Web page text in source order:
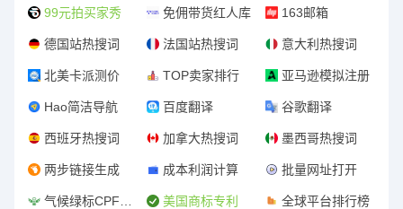
99元拍买家秀 免佣带货红人库 163邮箱
德国站热搜词 法国站热搜词 意大利热搜词
北美卡派测价 TOP卖家排行 亚马逊模拟注册
Hao简洁导航 百度翻译 谷歌翻译
西班牙热搜词 加拿大热搜词 墨西哥热搜词
两步链接生成 成本利润计算 批量网址打开
美国商标专利 全球平台排行榜